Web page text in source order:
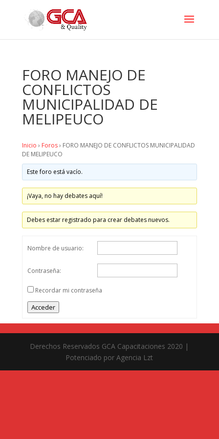
FORO MANEJO DE
CONFLICTOS
MUNICIPALIDAD DE
MELIPEUCO
Inicio › Foros› FORO MANEJO DE CONFLICTOS MUNICIPALIDAD
DE MELIPEUCO
Este foro está vacío.
¡Vaya, no hay debates aquí!
Debes estar registrado para crear debates nuevos.
Nombre de usuario:
Contraseña:
Recordar mi contraseña
Acceder
Derechos Reservados GCA Capacitaciones 2020 |
Potenciado por Agencia Lzt